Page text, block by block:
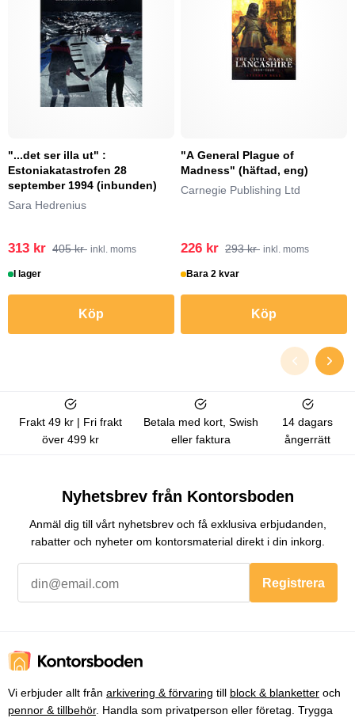
"...det ser illa ut" :
Estoniakatastrofen 28
september 1994 (inbunden)
Sara Hedrenius
313 kr 405 kr inkl. moms
I lager
Köp
"A General Plague of
Madness" (häftad, eng)
Carnegie Publishing Ltd
226 kr 293 kr inkl. moms
Bara 2 kvar
Köp
Frakt 49 kr | Fri frakt
över 499 kr
Betala med kort, Swish
eller faktura
14 dagars
ångerrätt
Nyhetsbrev från Kontorsboden
Anmäl dig till vårt nyhetsbrev och få exklusiva erbjudanden,
rabatter och nyheter om kontorsmaterial direkt i din inkorg.
Registrera
Vi erbjuder allt från arkivering & förvaring till block & blanketter och
pennor & tillbehör. Handla som privatperson eller företag. Trygga